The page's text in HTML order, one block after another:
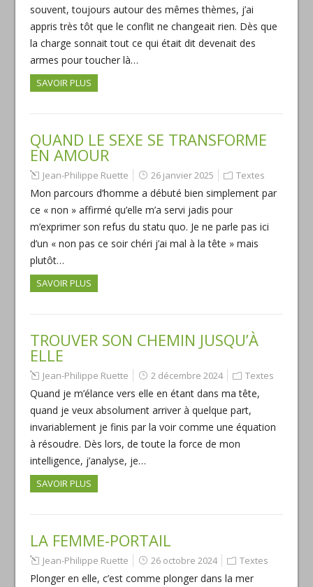
souvent, toujours autour des mêmes thèmes, j’ai
appris très tôt que le conflit ne changeait rien. Dès que
la charge sonnait tout ce qui était dit devenait des
armes pour toucher là…
SAVOIR PLUS
QUAND LE SEXE SE TRANSFORME
EN AMOUR
Jean-Philippe Ruette 26 janvier 2025 Textes
Mon parcours d’homme a débuté bien simplement par
ce « non » affirmé qu’elle m’a servi jadis pour
m’exprimer son refus du statu quo. Je ne parle pas ici
d’un « non pas ce soir chéri j’ai mal à la tête » mais
plutôt…
SAVOIR PLUS
TROUVER SON CHEMIN JUSQU’À
ELLE
Jean-Philippe Ruette 2 décembre 2024 Textes
Quand je m’élance vers elle en étant dans ma tête,
quand je veux absolument arriver à quelque part,
invariablement je finis par la voir comme une équation
à résoudre. Dès lors, de toute la force de mon
intelligence, j’analyse, je…
SAVOIR PLUS
LA FEMME-PORTAIL
Jean-Philippe Ruette 26 octobre 2024 Textes
Plonger en elle, c’est comme plonger dans la mer